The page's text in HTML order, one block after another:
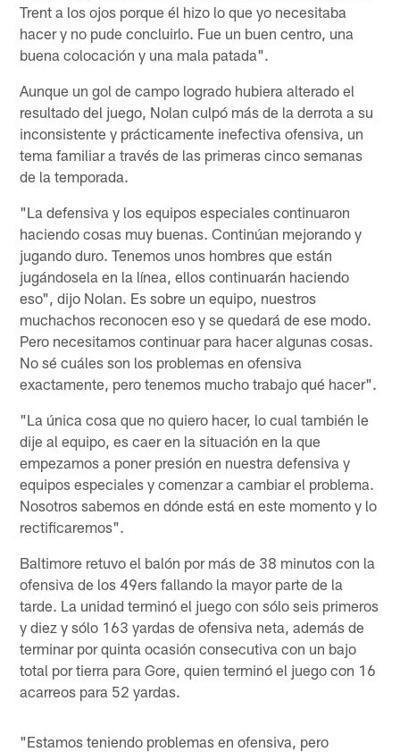
Trent a los ojos porque él hizo lo que yo necesitaba
hacer y no pude concluirlo. Fue un buen centro, una
buena colocación y una mala patada".
Aunque un gol de campo logrado hubiera alterado el
resultado del juego, Nolan culpó más de la derrota a su
inconsistente y prácticamente inefectiva ofensiva, un
tema familiar a través de las primeras cinco semanas
de la temporada.
"La defensiva y los equipos especiales continuaron
haciendo cosas muy buenas. Continúan mejorando y
jugando duro. Tenemos unos hombres que están
jugándosela en la línea, ellos continuarán haciendo
eso", dijo Nolan. Es sobre un equipo, nuestros
muchachos reconocen eso y se quedará de ese modo.
Pero necesitamos continuar para hacer algunas cosas.
No sé cuáles son los problemas en ofensiva
exactamente, pero tenemos mucho trabajo qué hacer".
"La única cosa que no quiero hacer, lo cual también le
dije al equipo, es caer en la situación en la que
empezamos a poner presión en nuestra defensiva y
equipos especiales y comenzar a cambiar el problema.
Nosotros sabemos en dónde está en este momento y lo
rectificaremos".
Baltimore retuvo el balón por más de 38 minutos con la
ofensiva de los 49ers fallando la mayor parte de la
tarde. La unidad terminó el juego con sólo seis primeros
y diez y sólo 163 yardas de ofensiva neta, además de
terminar por quinta ocasión consecutiva con un bajo
total por tierra para Gore, quien terminó el juego con 16
acarreos para 52 yardas.
"Estamos teniendo problemas en ofensiva, pero